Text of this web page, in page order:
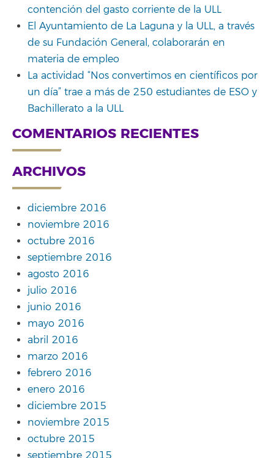
contención del gasto corriente de la ULL
El Ayuntamiento de La Laguna y la ULL, a través
de su Fundación General, colaborarán en
materia de empleo
La actividad “Nos convertimos en científicos por
un día” trae a más de 250 estudiantes de ESO y
Bachillerato a la ULL
COMENTARIOS RECIENTES
ARCHIVOS
diciembre 2016
noviembre 2016
octubre 2016
septiembre 2016
agosto 2016
julio 2016
junio 2016
mayo 2016
abril 2016
marzo 2016
febrero 2016
enero 2016
diciembre 2015
noviembre 2015
octubre 2015
septiembre 2015